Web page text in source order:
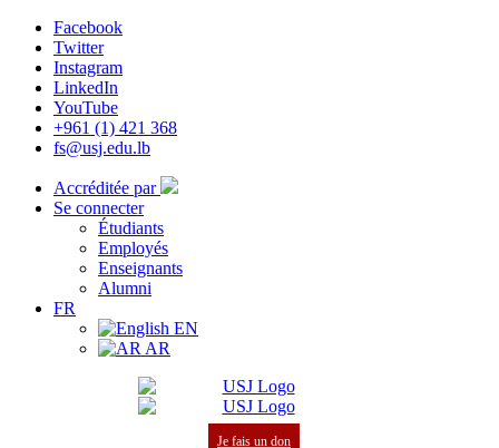
Facebook
Twitter
Instagram
LinkedIn
YouTube
+961 (1) 421 368
fs@usj.edu.lb
Accréditée par
Se connecter
Étudiants
Employés
Enseignants
Alumni
FR
EN
AR
Je fais un don